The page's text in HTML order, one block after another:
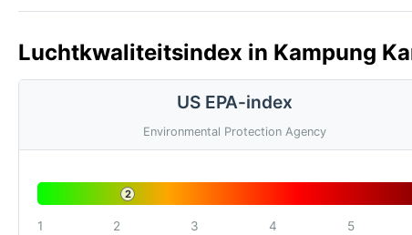
Luchtkwaliteitsindex in Kampung
US EPA-index
Environmental Protection Agency
2
1 2 3 4 5